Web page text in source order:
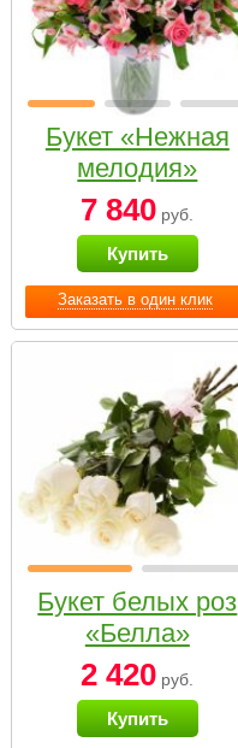
Заказать в один клик
Букет «Нежная
мелодия»
7 840 руб.
Купить
Букет белых роз
«Белла»
2 420 руб.
Купить